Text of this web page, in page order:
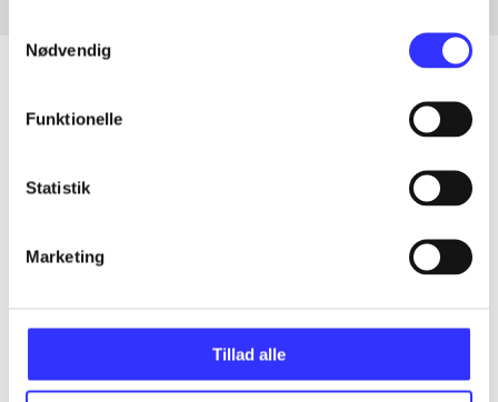
Nødvendig
Funktionelle
Statistik
Marketing
Tillad alle
...